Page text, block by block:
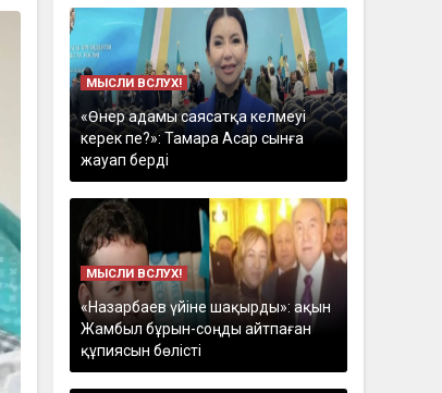
МЫСЛИ ВСЛУХ!
«Өнер адамы саясатқа келмеуі
керек пе?»: Тамара Асар сынға
жауап берді
МЫСЛИ ВСЛУХ!
«Назарбаев үйіне шақырды»: ақын
Жамбыл бұрын-соңды айтпаған
құпиясын бөлісті